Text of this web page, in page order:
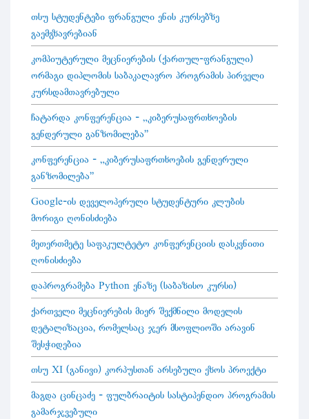
თსუ სტუდენტები ფრანგული ენის კურსებზე
გაემგზავრებიან
კომპიუტერული მეცნიერების (ქართულ-ფრანგული)
ორმაგი დიპლომის საბაკალავრო პროგრამის პირველი
კურსდამთავრებული
ჩატარდა კონფერენცია - „კიბერუსაფრთხოების
გენდერული განზომილება"
კონფერენცია - „კიბერუსაფრთხოების გენდერული
განზომილება"
Google-ის დეველოპერული სტუდენტური კლუბის
მორიგი ღონისძიება
მეთერთმეტე საფაკულტეტო კონფერენციის დასკვნითი
ღონისძიება
დაპროგრამება Python ენაზე (საბაზისო კურსი)
ქართველი მეცნიერების მიერ შექმნილი მოდელის
დეტალიზაცია, რომელსაც ჯერ მსოფლიოში არავინ
შესჭიდებია
თსუ XI (განივი) კორპუსთან არსებული ეზოს პროექტი
მაგდა ცინცაძე - ფულბრაიტის სასტიპენდიო პროგრამის
გამარჯვებული